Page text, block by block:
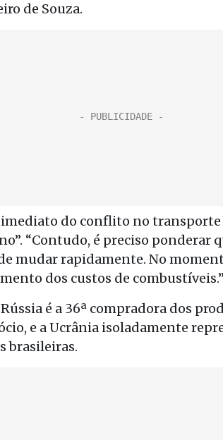
de Souza.
imediato do conflito no
“Contudo, é preciso ponderar
mudar rapidamente. No
dos custos de combustíveis.”
é a 36ª compradora dos
e a Ucrânia isoladamente
brasileiras.